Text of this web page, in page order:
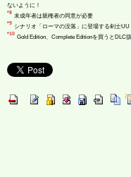
ないように！
*8 未成年者は親権者の同意が必要
*9 シナリオ「ローマの没落」に登場する剣士
*10 Gold Edition、Complete Editionを買うとDLC